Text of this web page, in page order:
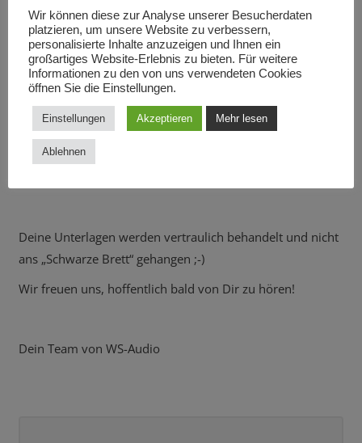
In Deiner Bewerbung sollte unbedingt enthalten sein:
- Bewerbungsanschreiben
- Lebenslauf
- Foto
- Zeugnisse
Deine Unterlagen werden vertraulich behandelt und nicht
ans „Schwarze Brett“ gehangen ;-)
Wir freuen uns, hoffentlich bald von Dir zu hören!
Dein Team von WS-Audio
Wir können diese zur Analyse unserer Besucherdaten
platzieren, um unsere Website zu verbessern,
personalisierte Inhalte anzuzeigen und Ihnen ein
großartiges Website-Erlebnis zu bieten. Für weitere
Informationen zu den von uns verwendeten Cookies
öffnen Sie die Einstellungen.
Einstellungen Akzeptieren Mehr lesen
Ablehnen